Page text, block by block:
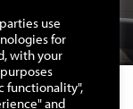
use
for
with your
functionality",
and